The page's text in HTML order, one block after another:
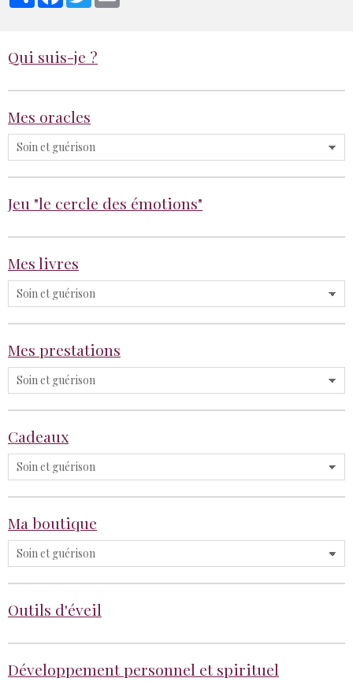
Qui suis-je ?
Mes oracles
Jeu "le cercle des émotions"
Mes livres
Mes prestations
Cadeaux
Ma boutique
Outils d'éveil
Développement personnel et spirituel